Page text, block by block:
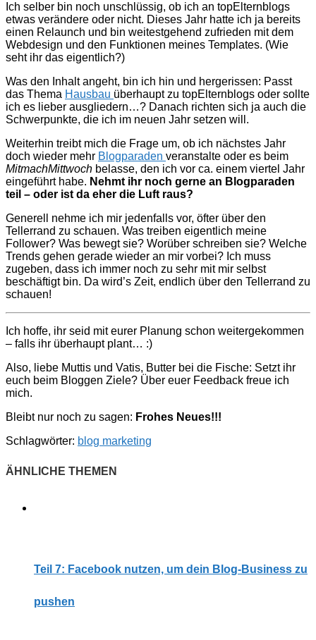
Ich selber bin noch unschlüssig, ob ich an topElternblogs
etwas verändere oder nicht. Dieses Jahr hatte ich ja bereits
einen Relaunch und bin weitestgehend zufrieden mit dem
Webdesign und den Funktionen meines Templates. (Wie
seht ihr das eigentlich?)
Was den Inhalt angeht, bin ich hin und hergerissen: Passt
das Thema Hausbau überhaupt zu topElternblogs oder sollte
ich es lieber ausgliedern…? Danach richten sich ja auch die
Schwerpunkte, die ich im neuen Jahr setzen will.
Weiterhin treibt mich die Frage um, ob ich nächstes Jahr
doch wieder mehr Blogparaden veranstalte oder es beim
MitmachMittwoch belasse, den ich vor ca. einem viertel Jahr
eingeführt habe. Nehmt ihr noch gerne an Blogparaden
teil – oder ist da eher die Luft raus?
Generell nehme ich mir jedenfalls vor, öfter über den
Tellerrand zu schauen. Was treiben eigentlich meine
Follower? Was bewegt sie? Worüber schreiben sie? Welche
Trends gehen gerade wieder an mir vorbei? Ich muss
zugeben, dass ich immer noch zu sehr mit mir selbst
beschäftigt bin. Da wird’s Zeit, endlich über den Tellerrand zu
schauen!
Ich hoffe, ihr seid mit eurer Planung schon weitergekommen
– falls ihr überhaupt plant… :)
Also, liebe Muttis und Vatis, Butter bei die Fische: Setzt ihr
euch beim Bloggen Ziele? Über euer Feedback freue ich
mich.
Bleibt nur noch zu sagen: Frohes Neues!!!
Schlagwörter: blog marketing
Teil 7: Facebook nutzen, um dein Blog-Business zu
pushen